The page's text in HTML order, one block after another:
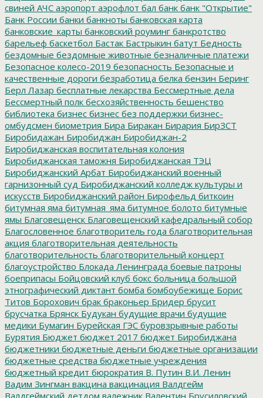
свиней АЧС аэропорт аэрофлот бал банк банк "Открытие"
Банк России банки банкноты банковская карта
банковские_карты банковский роуминг банкротство
барельеф баскетбол Бастак Бастрыкин батут Бедность
бездомные бездомные животные безналичные платежи
Безопасное колесо-2019 безопасность Безопасные и
качественные дороги безработица белка бензин Беринг
Берл Лазар бесплатные лекарства Бессмертные дела
Бессмертный полк бесхозяйственность бешенство
библиотека бизнес бизнес без поддержки бизнес-
омбудсмен биометрия Бира Биракан Бирария БирЗСТ
Биробидажан Биробиджан Биробиджан-2
Биробиджанская воспитательная колония
Биробиджанская таможня Биробиджанская ТЭЦ
Биробиджанский Арбат Биробиджанский военный
гарнизонный суд Биробиджанский колледж культуры и
искусств Биробиджанский район Бирофельд биткоин
битумная яма битумная_яма битумное болото битумные
ямы Благовещенск Благовещенский кафедральный собор
Благословенное благотворитель года благотворительная
акция благотворительная деятельность
благотворительность благотворительный концерт
благоустройство Блокада Ленинграда боевые патроны
боеприпасы Бойцовский клуб бокс больница большой
этнографический диктант бомба бомбоубежище Борис
Титов Борохович брак браконьер Бридер брусит
брусчатка Брянск Будукан будущие врачи будущие
медики Бумагин Бурейская ГЭС буровзрывные работы
Бурятия Бюджет бюджет 2017 бюджет Биробиджана
бюджетники бюджетные деньги бюджетные организации
бюджетные средства бюджетные учреждения
бюджетный кредит бюрократия В. Путин В.И. Ленин
Вадим Зингман вакцина вакцинация Валдгейм
Валдгеймский детдом валежник Валентин Брусиловский